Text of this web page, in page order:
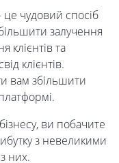
це чудовий спосіб
залучення
клієнтів та
клієнтів.
вам збільшити
ви побачите
з невеликими
них.